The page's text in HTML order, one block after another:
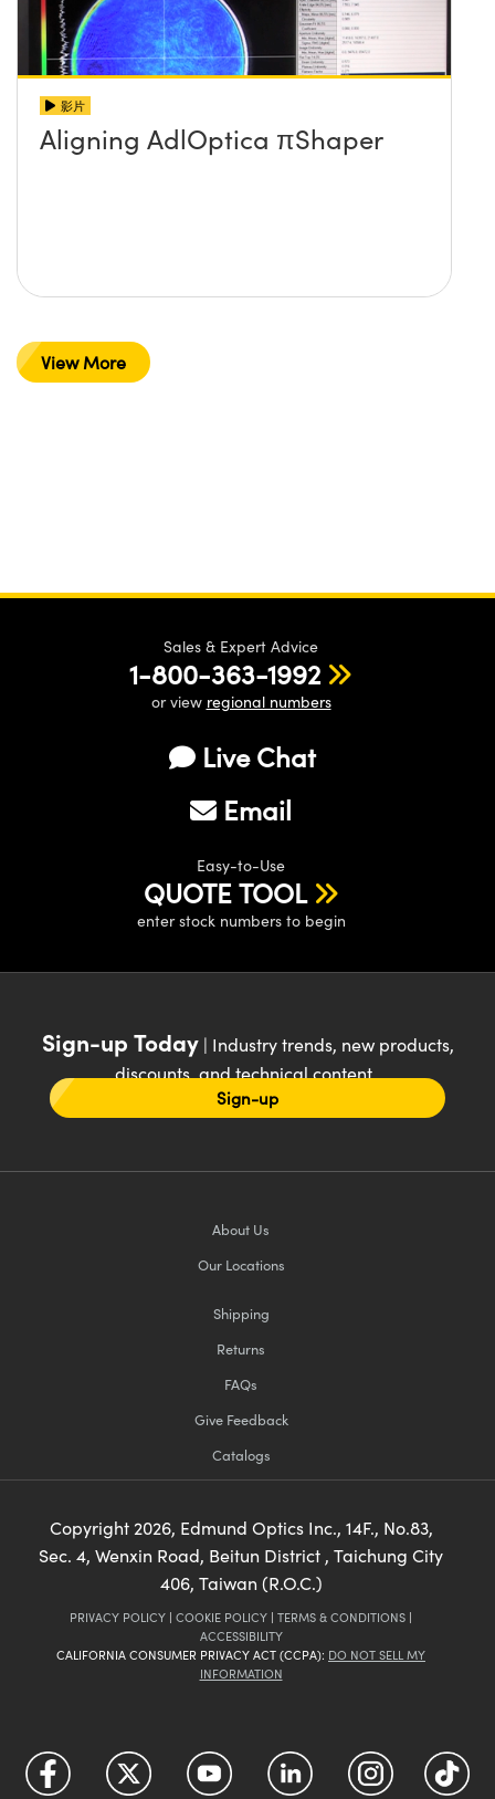
影片
Aligning AdlOptica πShaper
View More
Sales & Expert Advice
1-800-363-1992
or view regional numbers
Live Chat
Email
Easy-to-Use
QUOTE TOOL
enter stock numbers to begin
Sign-up Today| Industry trends, new products,
discounts, and technical content
Sign-up
About Us
Our Locations
Shipping
Returns
FAQs
Give Feedback
Catalogs
Copyright 2026, Edmund Optics Inc., 14F., No.83,
Sec. 4, Wenxin Road, Beitun District , Taichung City
406, Taiwan (R.O.C.)
PRIVACY POLICY | COOKIE POLICY | TERMS & CONDITIONS |
ACCESSIBILITY
CALIFORNIA CONSUMER PRIVACY ACT (CCPA): DO NOT SELL MY
INFORMATION